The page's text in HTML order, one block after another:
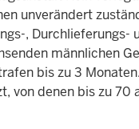
unverändert
, Durchlieferungs-
männlichen
bis zu 3
von denen bis zu 70